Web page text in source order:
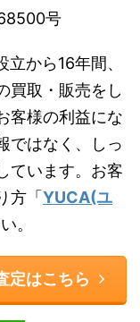
号
から16年間、
買取・販売をし
客様の利益にな
ではなく、しっ
ています。お客
方「 YUCA(ユ
。
定はこちら